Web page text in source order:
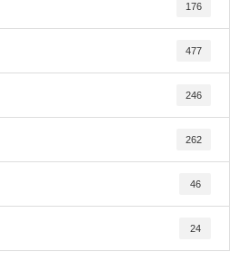
176
477
246
262
46
24